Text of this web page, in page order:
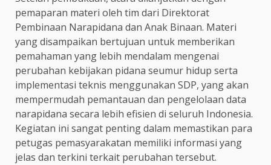
pemaparan materi oleh tim dari Direktorat
Pembinaan Narapidana dan Anak Binaan. Materi
yang disampaikan bertujuan untuk memberikan
pemahaman yang lebih mendalam mengenai
perubahan kebijakan pidana seumur hidup serta
implementasi teknis menggunakan SDP, yang akan
mempermudah pemantauan dan pengelolaan data
narapidana secara lebih efisien di seluruh Indonesia.
Kegiatan ini sangat penting dalam memastikan para
petugas pemasyarakatan memiliki informasi yang
jelas dan terkini terkait perubahan tersebut.